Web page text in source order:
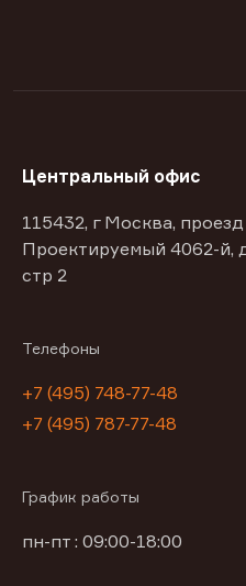
Центральный офис
115432, г Москва, проезд
Проектируемый 4062-й,
стр 2
Телефоны
+7 (495) 748-77-48
+7 (495) 787-77-48
График работы
пн-пт : 09:00-18:00